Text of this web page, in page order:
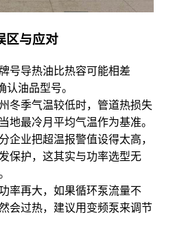
区与应对
号导热油比热容可能相差
油品型号。
冬季气温较低时，管道热损失
地最冷月平均气温作为基准。
企业把超温报警值设得太高，
保护，这其实与功率选型无
率再大，如果循环泵流量不
会过热，建议用变频泵来调节